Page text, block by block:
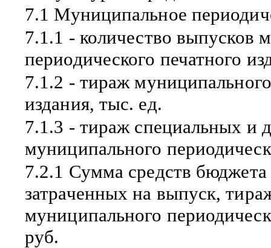
7.1 Муниципальное
7.1.1 - количество выпусков
периодического печатного
7.1.2 - тираж
издания, тыс. ед.
7.1.3 - тираж специальных и
муниципального
7.2.1 Сумма средств
затраченных на выпуск,
муниципального
руб.